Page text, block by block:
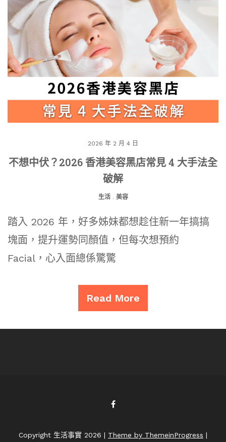
2026 年 2 月 4 日
不想中伏？2026 香港美容黑店常見 4 大手法全
破解
生活. 美容
踏入 2026 年，好多姊妹都想趁住新一年搞搞
塊面，提升運勢同顏值，但每次想預約
Facial，心入面總係驚驚
Read More
Copyright 生活事實 2026 | Theme by ThemeinProgress |